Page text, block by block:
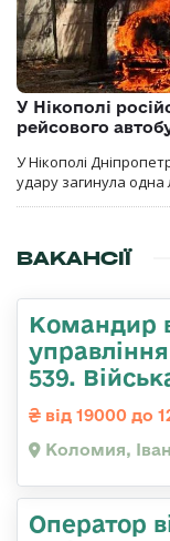
У Нікополі
рейсового
У Нікополі
удару загинула
ВАКАНСІЇ
Командир
539.
від 19000 до
Коломия,
Оператор